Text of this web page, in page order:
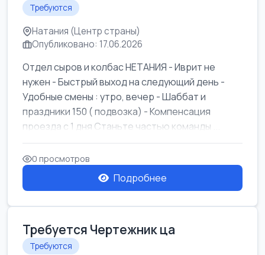
Требуются
Натания (Центр страны)
Опубликовано: 17.06.2026
Отдел сыров и колбас НЕТАНИЯ - Иврит не
нужен - Быстрый выход на следующий день -
Удобные смены : утро, вечер - Шаббат и
праздники 150 ( подвозка) - Компенсация
проезда с 1 дня Станьте частью команды ...
0 просмотров
Подробнее
Требуется Чертежник ца
Требуются